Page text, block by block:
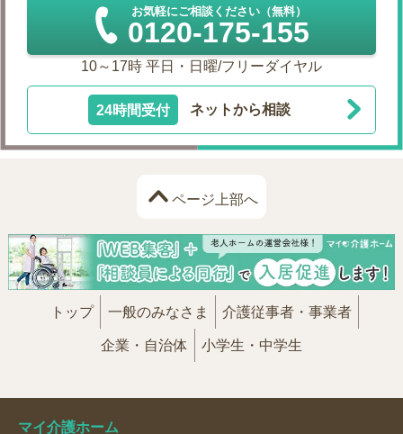
お気軽にご相談ください（無料）
0120-175-155
10～17時 平日・日曜/フリーダイヤル
24時間受付 ネットから相談
ページ上部へ
トップ 一般のみなさま 介護従事者・事業者
企業・自治体 小学生・中学生
マイ介護ホーム